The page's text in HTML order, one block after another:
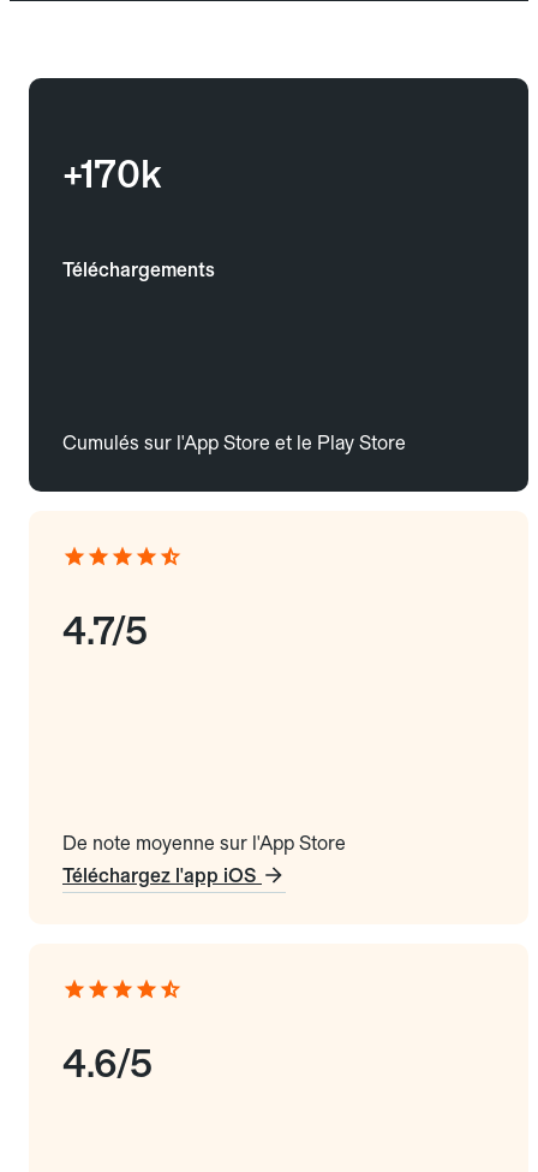
+170k
Téléchargements
Cumulés sur l'App Store et le Play Store
4.7/5
De note moyenne sur l'App Store
Téléchargez l'app iOS
4.6/5